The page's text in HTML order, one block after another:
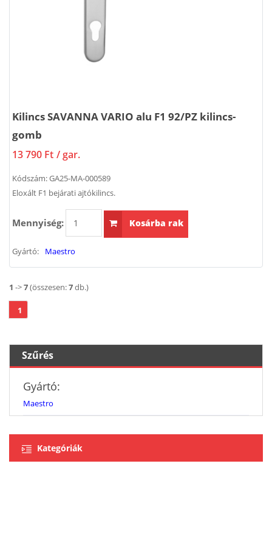
Kilincs SAVANNA VARIO alu F1 92/PZ kilincs-
gomb
13 790 Ft / gar.
Kódszám:GA25-MA-000589
Eloxált F1 bejárati ajtókilincs.
Mennyiség: Kosárba rak
Gyártó: Maestro
1 ->7(összesen:7db.)
1
Szűrés
Gyártó:
Maestro
Kategóriák